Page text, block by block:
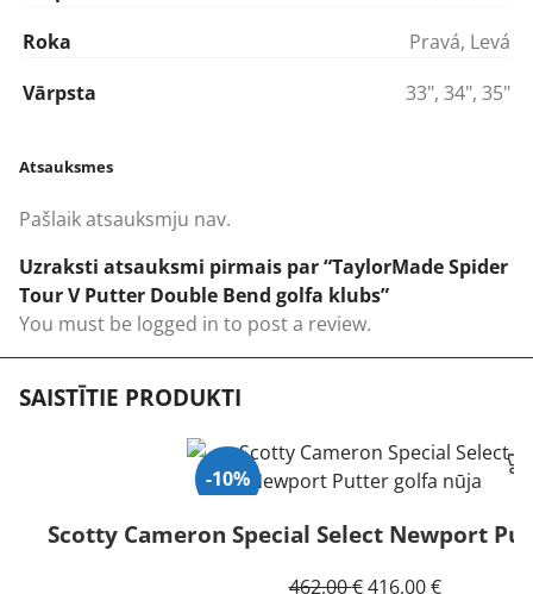
Roka
Pravá, Levá
Vārpsta
33", 34", 35"
Atsauksmes
Pašlaik atsauksmju nav.
Uzraksti atsauksmi pirmais par “TaylorMade Spider
Tour V Putter Double Bend golfa klubs”
You must be logged in to post a review.
SAISTĪTIE PRODUKTI
-10%
Scotty Cameron Special Select Newport
462,00€ Original
416,00€Current